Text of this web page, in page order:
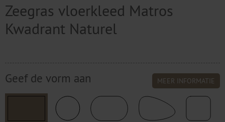
Zeegras vloerkleed Matros
Kwadrant Naturel
Geef de vorm aan MEER INFORMATIE